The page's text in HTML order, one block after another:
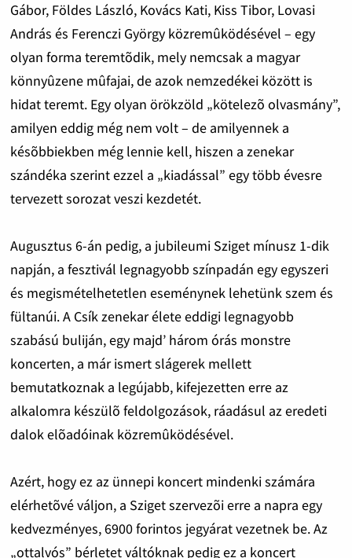
Gábor, Földes László, Kovács Kati, Kiss Tibor, Lovasi
András és Ferenczi György közremûködésével – egy
olyan forma teremtõdik, mely nemcsak a magyar
könnyûzene mûfajai, de azok nemzedékei között is
hidat teremt. Egy olyan örökzöld „kötelezõ olvasmány”,
amilyen eddig még nem volt – de amilyennek a
késõbbiekben még lennie kell, hiszen a zenekar
szándéka szerint ezzel a „kiadással” egy több évesre
tervezett sorozat veszi kezdetét.
Augusztus 6-án pedig, a jubileumi Sziget mínusz 1-dik
napján, a fesztivál legnagyobb színpadán egy egyszeri
és megismételhetetlen eseménynek lehetünk szem és
fültanúi. A Csík zenekar élete eddigi legnagyobb
szabású buliján, egy majd’ három órás monstre
koncerten, a már ismert slágerek mellett
bemutatkoznak a legújabb, kifejezetten erre az
alkalomra készülõ feldolgozások, ráadásul az eredeti
dalok elõadóinak közremûködésével.
Azért, hogy ez az ünnepi koncert mindenki számára
elérhetõvé váljon, a Sziget szervezõi erre a napra egy
kedvezményes, 6900 forintos jegyárat vezetnek be. Az
„ottalvós” bérletet váltóknak pedig ez a koncert